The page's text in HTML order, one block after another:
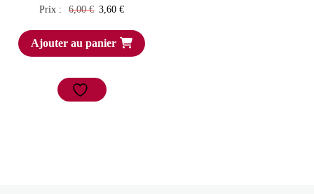
Prix : 6,00€ Le
initial
6,00 €.
3,60€Le
actuel
Ajouter au panier